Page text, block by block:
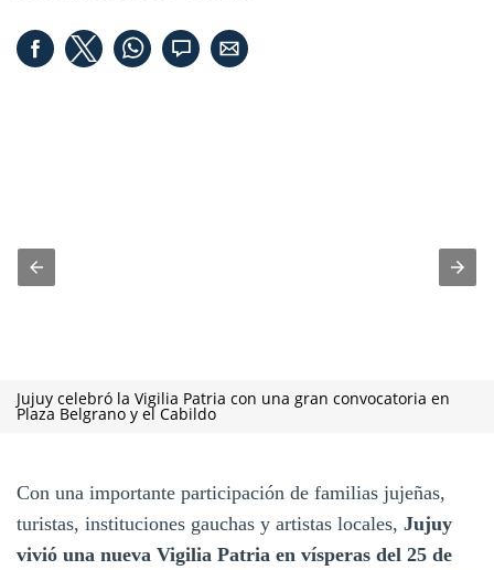
Jujuy celebró la Vigilia Patria con una gran convocatoria en
Plaza Belgrano y el Cabildo
Con una importante participación de familias jujeñas,
turistas, instituciones gauchas y artistas locales, Jujuy
vivió una nueva Vigilia Patria en vísperas del 25 de